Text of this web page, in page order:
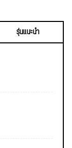
รุ่นแนะนำ